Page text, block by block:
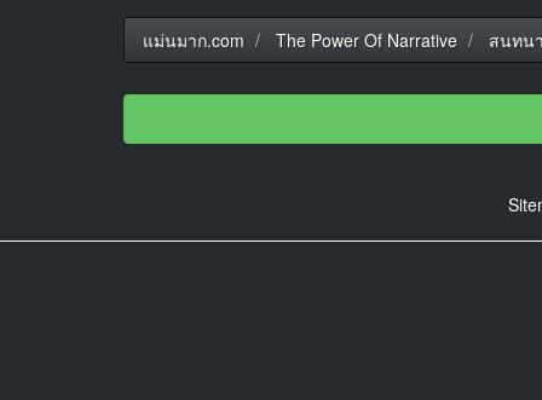
แม่นมาก.com The Power Of Narrative สนทน